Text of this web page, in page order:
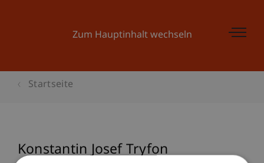
Zum Hauptinhalt wechseln
Startseite
Konstantin Josef Tryfon